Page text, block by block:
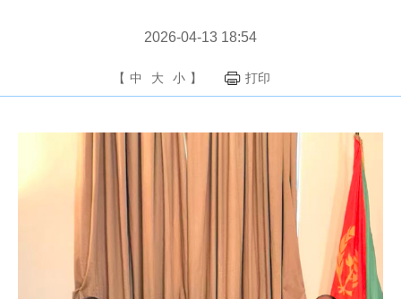
2026-04-13 18:54
【 中 大 小 】 打印